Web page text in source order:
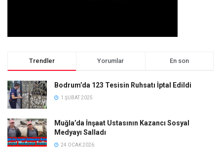
Trendler Yorumlar En son
Bodrum’da 123 Tesisin Ruhsatı İptal Edildi
1 ŞUBAT 2025
Muğla’da İnşaat Ustasının Kazancı Sosyal
Medyayı Salladı
24 OCAK 2026